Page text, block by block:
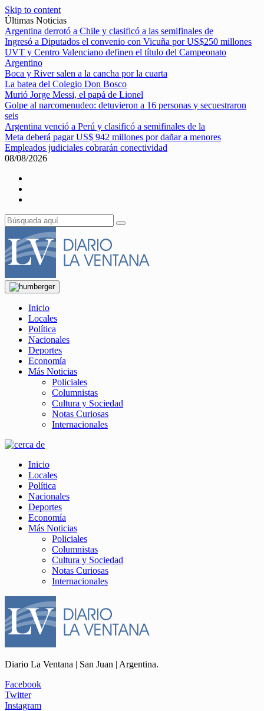
Skip to content
Últimas Noticias
Argentina derrotó a Chile y clasificó a las semifinales de
Ingresó a Diputados el convenio con Vicuña por US$250 millones
UVT y Centro Valenciano definen el título del Campeonato
Argentino
Boca y River salen a la cancha por la cuarta
La batea del Colegio Don Bosco
Murió Jorge Messi, el papá de Lionel
Golpe al narcomenudeo: detuvieron a 16 personas y secuestraron
seis
Argentina venció a Perú y clasificó a semifinales de la
Meta deberá pagar US$ 942 millones por dañar a menores
Empleados judiciales cobrarán conectividad
08/08/2026
Inicio
Locales
Política
Nacionales
Deportes
Economía
Más Noticias
Policiales
Columnistas
Cultura y Sociedad
Notas Curiosas
Internacionales
Inicio
Locales
Política
Nacionales
Deportes
Economía
Más Noticias
Policiales
Columnistas
Cultura y Sociedad
Notas Curiosas
Internacionales
Diario La Ventana | San Juan | Argentina.
Facebook
Twitter
Instagram